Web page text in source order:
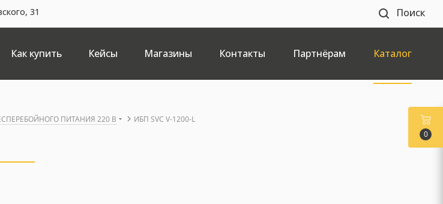
31 Поиск
Как купить Кейсы Магазины Контакты Партнёрам Каталог
ПИТАНИЯ 220 В ИБП SVC V-1200-L
0